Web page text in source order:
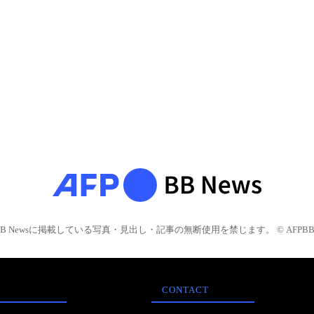
Newsに掲載している写真・見出し・記事の無断使用を禁じます。 © AFPBB
CONTACT